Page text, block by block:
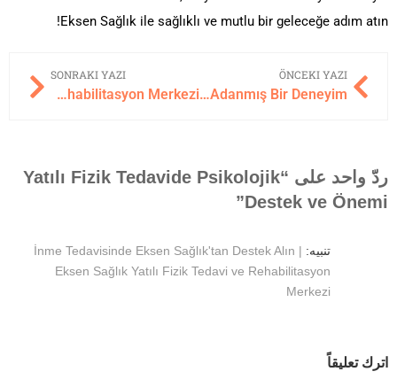
Eksen Sağlık ile sağlıklı ve mutlu bir geleceğe adım atın!
ÖNCEKI YAZI
Yatılı Fizik Tedavi: Sağlığınıza Adanmış Bir Deneyim
SONRAKI YAZI
Felç Tedavisi: Eksen Sağlık Yatılı Fizik Tedavi ve Rehabilitasyon Merkezi
ردّ واحد على “Yatılı Fizik Tedavide Psikolojik
Destek ve Önemi”
تنبيه: İnme Tedavisinde Eksen Sağlık'tan Destek Alın |
Eksen Sağlık Yatılı Fizik Tedavi ve Rehabilitasyon
Merkezi
اترك تعليقاً